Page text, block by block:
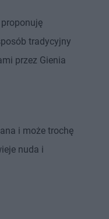
tradycyjny
przez Gienia
i może trochę
nuda i